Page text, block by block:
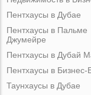
Пентхаусы в Дубае
Пентхаусы в Пальме
Джумейре
Пентхаусы в Дубай
Пентхаусы в Бизнес-
Таунхаусы в Дубае